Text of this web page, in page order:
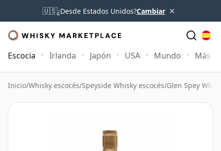
🇺🇸¿Desde Estados Unidos?Cambiar ×
Escocia Irlanda Japón USA Mundo Más
Inicio/Whisky escocés/Speyside Whisky escocés/Glen Spey